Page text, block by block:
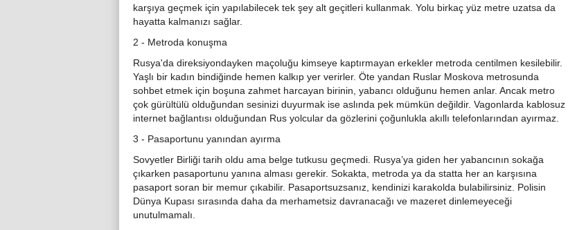
karşıya geçmek için yapılabilecek tek şey alt geçitleri kullanmak. Yolu birkaç yüz metre uzatsa da
hayatta kalmanızı sağlar.
2 - Metroda konuşma
Rusya'da direksiyondayken maçoluğu kimseye kaptırmayan erkekler metroda centilmen kesilebilir.
Yaşlı bir kadın bindiğinde hemen kalkıp yer verirler. Öte yandan Ruslar Moskova metrosunda
sohbet etmek için boşuna zahmet harcayan birinin, yabancı olduğunu hemen anlar. Ancak metro
çok gürültülü olduğundan sesinizi duyurmak ise aslında pek mümkün değildir. Vagonlarda kablosuz
internet bağlantısı olduğundan Rus yolcular da gözlerini çoğunlukla akıllı telefonlarından ayırmaz.
3 - Pasaportunu yanından ayırma
Sovyetler Birliği tarih oldu ama belge tutkusu geçmedi. Rusya’ya giden her yabancının sokağa
çıkarken pasaportunu yanına alması gerekir. Sokakta, metroda ya da statta her an karşısına
pasaport soran bir memur çıkabilir. Pasaportsuzsanız, kendinizi karakolda bulabilirsiniz. Polisin
Dünya Kupası sırasında daha da merhametsiz davranacağı ve mazeret dinlemeyeceği
unutulmamalı.